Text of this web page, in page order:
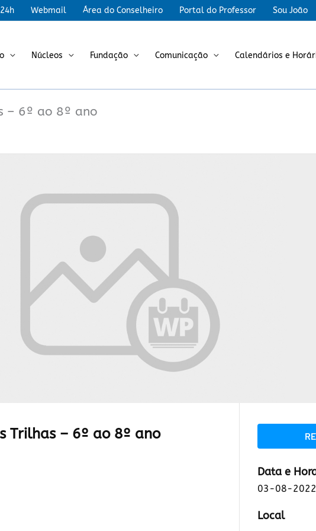
Webmail Área do Conselheiro Portal do Professor Sou João
Núcleos Fundação Comunicação Calendários e
– 6º ao 8º ano
Trilhas – 6º ao 8º ano
Data e
03-08-2022
Local